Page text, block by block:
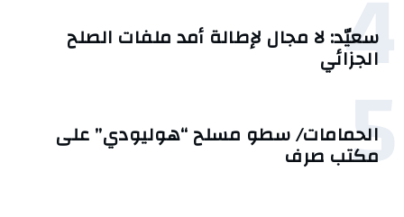
4
سعيّد: لا مجال لإطالة أمد ملفات الصلح
الجزائي
5
الحمامات/ سطو مسلح “هوليودي” على
مكتب صرف